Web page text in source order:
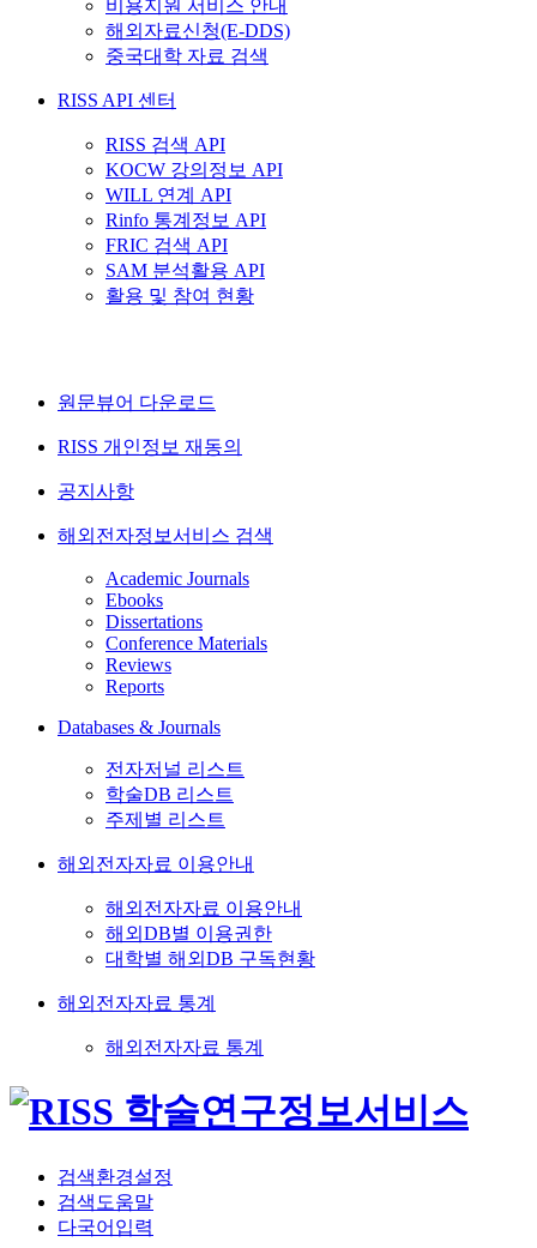
비용지원 서비스 안내
해외자료신청(E-DDS)
중국대학 자료 검색
RISS API 센터
RISS 검색 API
KOCW 강의정보 API
WILL 연계 API
Rinfo 통계정보 API
FRIC 검색 API
SAM 분석활용 API
활용 및 참여 현황
원문뷰어 다운로드
RISS 개인정보 재동의
공지사항
해외전자정보서비스 검색
Academic Journals
Ebooks
Dissertations
Conference Materials
Reviews
Reports
Databases & Journals
전자저널 리스트
학술DB 리스트
주제별 리스트
해외전자자료 이용안내
해외전자자료 이용안내
해외DB별 이용권한
대학별 해외DB 구독현황
해외전자자료 통계
해외전자자료 통계
검색환경설정
검색도움말
다국어입력